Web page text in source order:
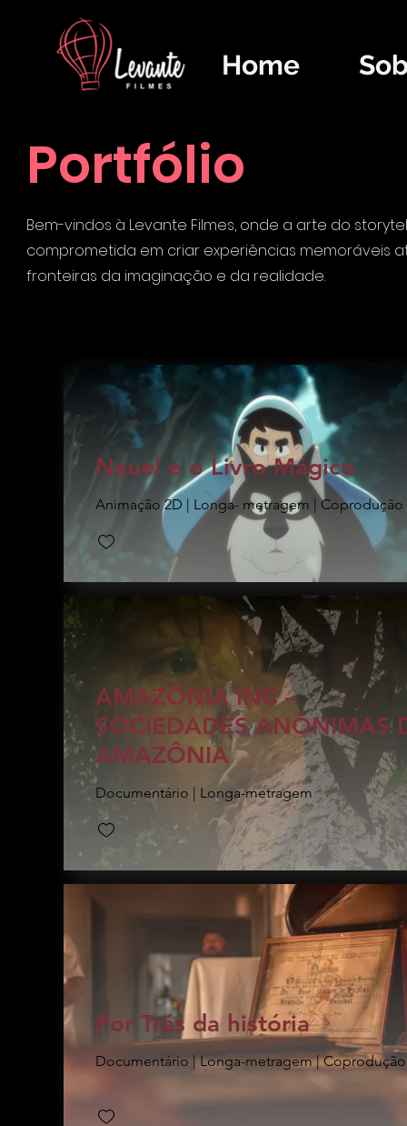
Home
Portfólio
Bem-vindos à Levante Filmes, onde a arte do
comprometida em criar experiências memoráveis
fronteiras da imaginação e da realidade.
Nauel e o Livro Mágico
Animação 2D | Longa- metragem | Coprodução
AMAZÔNIA INC –
SOCIEDADES ANÔNIMAS
AMAZÔNIA
Documentário | Longa-metragem
Por Trás da história
Documentário | Longa-metragem |